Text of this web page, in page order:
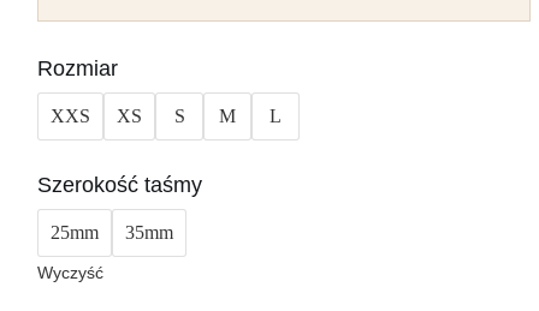
Rozmiar
XXS XS S M L
Szerokość taśmy
25mm 35mm
Wyczyść